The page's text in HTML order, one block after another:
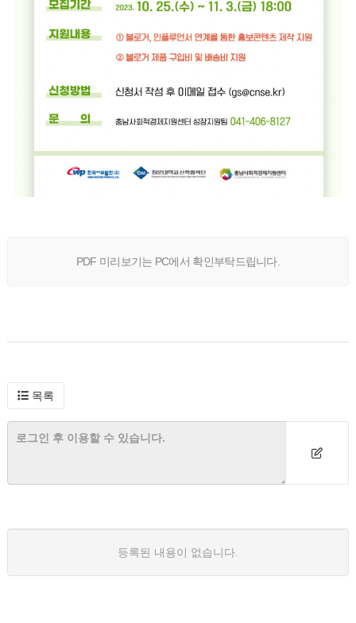
PDF 미리보기는 PC에서 확인부탁드립니다.
목록
등록된 내용이 없습니다.